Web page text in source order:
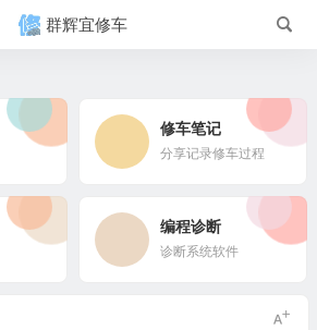
群辉宜修车
修车笔记
分享记录修车过程
编程诊断
诊断系统软件